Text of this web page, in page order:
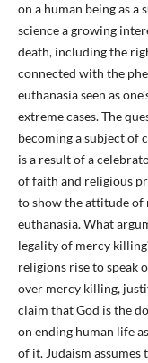
on a human being as a
science a growing
death, including the
connected with the
euthanasia seen as
extreme cases. The
becoming a subject of
is a result of a
of faith and religious
to show the attitude
euthanasia. What
legality of mercy
religions rise to speak
over mercy killing,
claim that God is the
on ending human life
of it. Judaism assumes